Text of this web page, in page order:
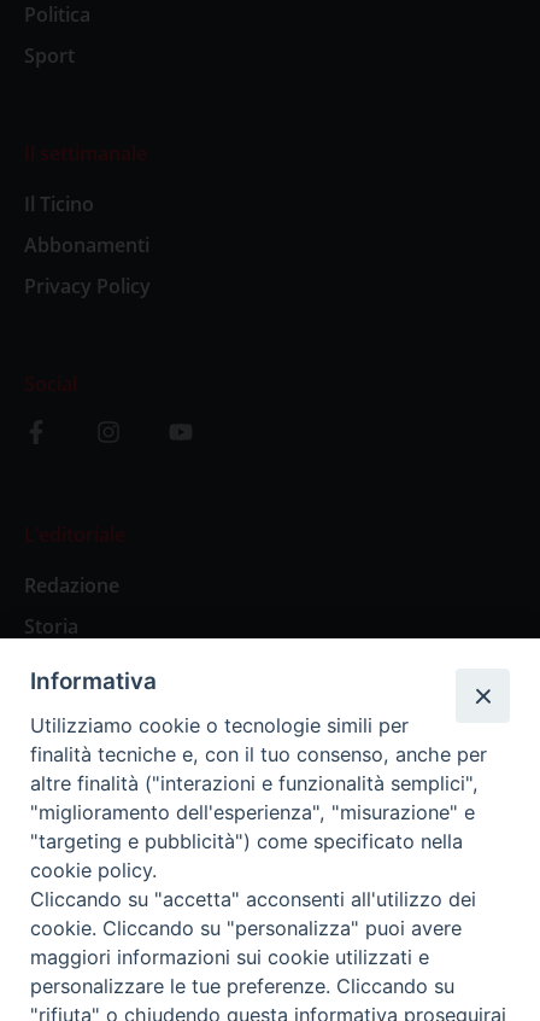
Politica
Sport
Il settimanale
Il Ticino
Abbonamenti
Privacy Policy
Social
L’editoriale
Redazione
Storia
Abbonamenti
Abbonamento Annuale Digitale
Abbonamento Annuale Cartaceo
Abbonamento Singola Copia Digitale
Redazione: Pavia, Piazza Duomo 11 - tel. 0382.24736 -
Informativa
Utilizziamo cookie o tecnologie simili per
finalità tecniche e, con il tuo consenso, anche per
altre finalità ("interazioni e funzionalità semplici",
"miglioramento dell'esperienza", "misurazione" e
"targeting e pubblicità") come specificato nella
cookie policy.
Cliccando su "accetta" acconsenti all'utilizzo dei
cookie. Cliccando su "personalizza" puoi avere
maggiori informazioni sui cookie utilizzati e
personalizzare le tue preferenze. Cliccando su
"rifiuta" o chiudendo questa informativa proseguirai